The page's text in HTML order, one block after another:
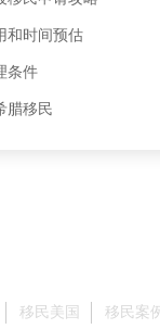
和时间预估
条件
腊移民
移民美国 移民案